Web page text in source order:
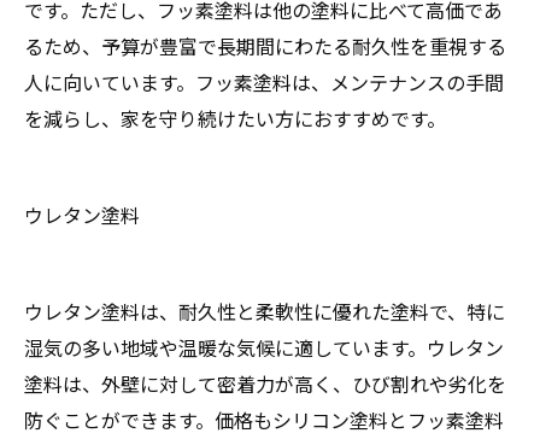
です。ただし、フッ素塗料は他の塗料に比べて高価であ
るため、予算が豊富で長期間にわたる耐久性を重視する
人に向いています。フッ素塗料は、メンテナンスの手間
を減らし、家を守り続けたい方におすすめです。
ウレタン塗料
ウレタン塗料は、耐久性と柔軟性に優れた塗料で、特に
湿気の多い地域や温暖な気候に適しています。ウレタン
塗料は、外壁に対して密着力が高く、ひび割れや劣化を
防ぐことができます。価格もシリコン塗料とフッ素塗料